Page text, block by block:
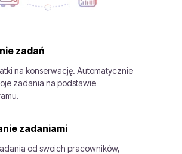
zadań
na konserwację. Automatycznie
zadania na podstawie
zadaniami
od swoich pracowników,